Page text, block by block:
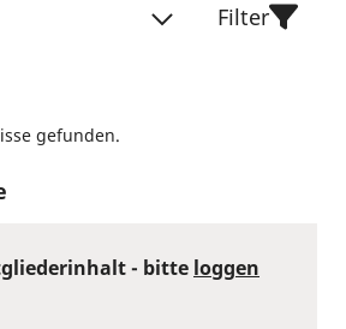
Filter
gefunden.
- bitte loggen